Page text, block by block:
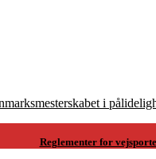
i
Reglementer for